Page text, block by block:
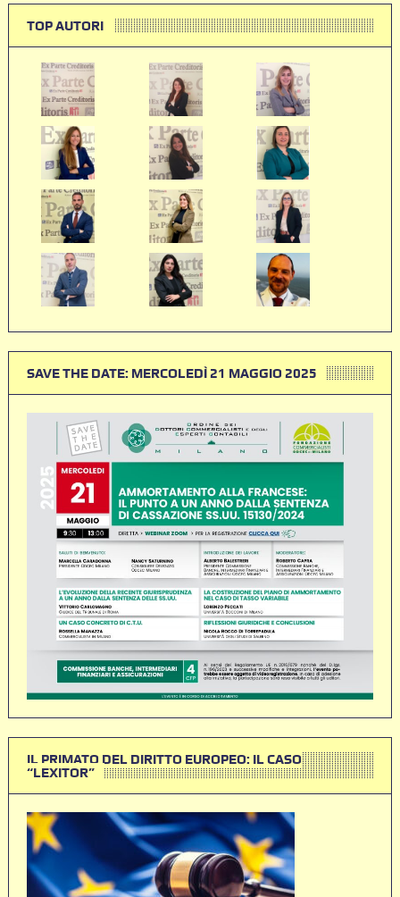
TOP AUTORI
SAVE THE DATE: MERCOLEDÌ 21 MAGGIO 2025
IL PRIMATO DEL DIRITTO EUROPEO: IL CASO
“LEXITOR”